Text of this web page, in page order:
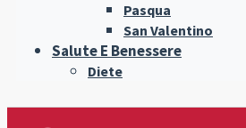
Pasqua
San Valentino
Salute E Benessere
Diete